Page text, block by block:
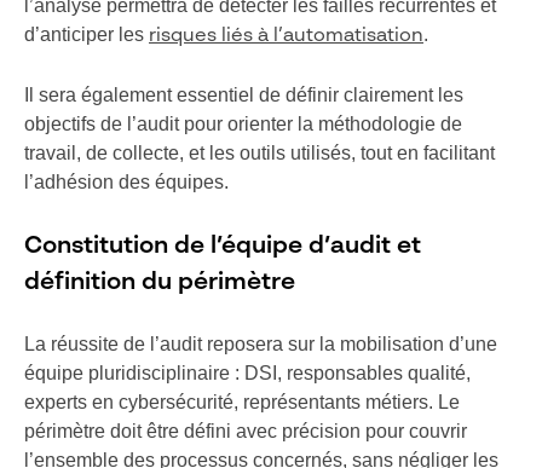
l’analyse permettra de détecter les failles récurrentes et
d’anticiper les risques liés à l’automatisation.
Il sera également essentiel de définir clairement les
objectifs de l’audit pour orienter la méthodologie de
travail, de collecte, et les outils utilisés, tout en facilitant
l’adhésion des équipes.
Constitution de l’équipe d’audit et
définition du périmètre
La réussite de l’audit reposera sur la mobilisation d’une
équipe pluridisciplinaire : DSI, responsables qualité,
experts en cybersécurité, représentants métiers. Le
périmètre doit être défini avec précision pour couvrir
l’ensemble des processus concernés, sans négliger les